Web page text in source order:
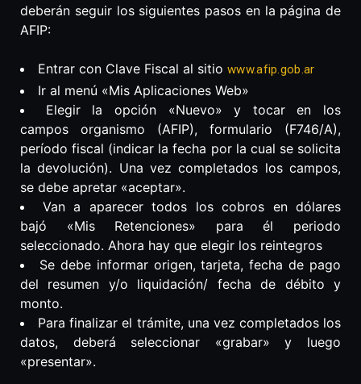
deberán seguir los siguientes pasos en la página de
AFIP:
Entrar con Clave Fiscal al sitio www.afip.gob.ar
Ir al menú «Mis Aplicaciones Web»
Elegir la opción «Nuevo» y tocar en los
campos organismo (AFIP), formulario (F746/A),
período fiscal (indicar la fecha por la cual se solicita
la devolución). Una vez completados los campos,
se debe apretar «aceptar».
Van a aparecer todos los cobros en dólares
bajó «Mis Retenciones» para él periodo
seleccionado. Ahora hay que elegir los reintegros
Se debe informar origen, tarjeta, fecha de pago
del resumen y/o liquidación/ fecha de débito y
monto.
Para finalizar el trámite, una vez completados los
datos, deberá seleccionar «grabar» y luego
«presentar».